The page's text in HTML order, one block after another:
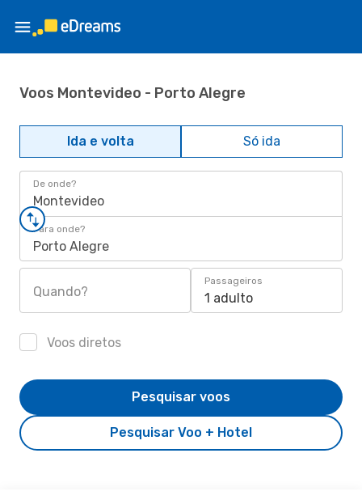
Voos Montevideo - Porto Alegre
Ida e volta Só ida
De onde?
Montevideo
Para onde?
Porto Alegre
Quando?
Passageiros
1 adulto
Voos diretos
Pesquisar Voo + Hotel
Pesquisar voos